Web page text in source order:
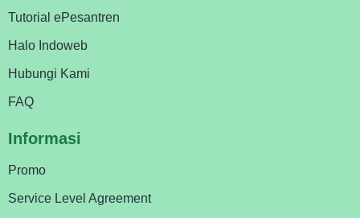
Tutorial ePesantren
Halo Indoweb
Hubungi Kami
FAQ
Informasi
Promo
Service Level Agreement